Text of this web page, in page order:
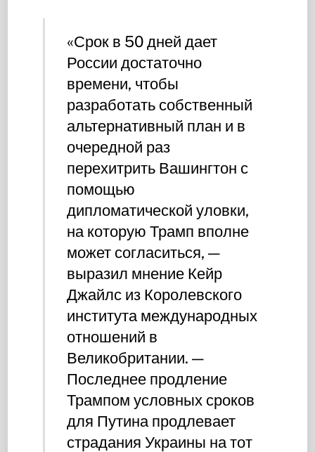
«Срок в 50 дней дает
России достаточно
времени, чтобы
разработать собственный
альтернативный план и в
очередной раз
перехитрить Вашингтон с
помощью
дипломатической уловки,
на которую Трамп вполне
может согласиться, —
выразил мнение Кейр
Джайлс из Королевского
института международных
отношений в
Великобритании. —
Последнее продление
Трампом условных сроков
для Путина продлевает
страдания Украины на тот